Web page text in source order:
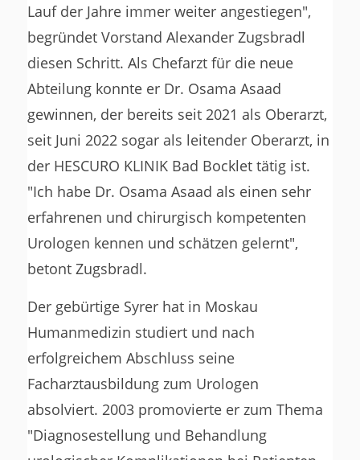
Lauf der Jahre immer weiter angestiegen",
begründet Vorstand Alexander Zugsbradl
diesen Schritt. Als Chefarzt für die neue
Abteilung konnte er Dr. Osama Asaad
gewinnen, der bereits seit 2021 als Oberarzt,
seit Juni 2022 sogar als leitender Oberarzt, in
der HESCURO KLINIK Bad Bocklet tätig ist.
"Ich habe Dr. Osama Asaad als einen sehr
erfahrenen und chirurgisch kompetenten
Urologen kennen und schätzen gelernt",
betont Zugsbradl.
Der gebürtige Syrer hat in Moskau
Humanmedizin studiert und nach
erfolgreichem Abschluss seine
Facharztausbildung zum Urologen
absolviert. 2003 promovierte er zum Thema
"Diagnosestellung und Behandlung